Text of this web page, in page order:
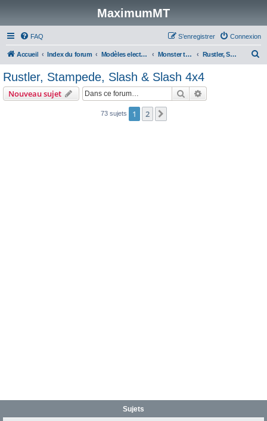
MaximumMT
FAQ Connexion
S’enregistrer
Accueil Index du forum Modèles electriques Monster trucks & Stadiums 1/10 Rustler, Stampede, Slash & Slash 4x4
Rustler, Stampede, Slash & Slash 4x4
Nouveau sujet Rechercher
73 sujets 1 2
Sujets